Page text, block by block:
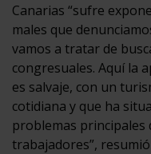
Canarias “sufre
males que
vamos a tratar de
congresuales. Aquí la
es salvaje, con un
cotidiana y que ha
problemas principales
trabajadores”,